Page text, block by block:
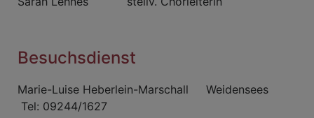
Besuchsdienst
Marie-Luise Heberlein-Marschall Weidensees
Tel: 09244/1627